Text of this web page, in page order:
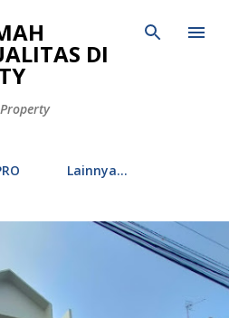
ke konten utama
DI
Lainnya…